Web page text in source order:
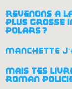
revenons à
plus grosse
polars ?
manchette
mais tes
roman